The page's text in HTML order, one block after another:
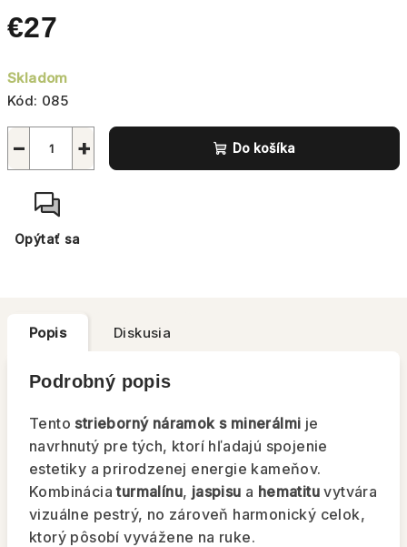
€27
cena:
Skladom
Kód: 085
+
− Do košíka
Opýtať sa
Popis Diskusia
Podrobný popis
Tentostrieborný náramok s minerálmi je
navrhnutý pre tých, ktorí hľadajú spojenie
estetiky a prirodzenej energie kameňov.
Kombináciaturmalínu, jaspisu a hematitu vytvára
vizuálne pestrý, no zároveň harmonický celok,
ktorý pôsobí vyvážene na ruke.